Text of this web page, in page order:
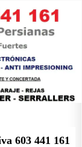
603 441 161